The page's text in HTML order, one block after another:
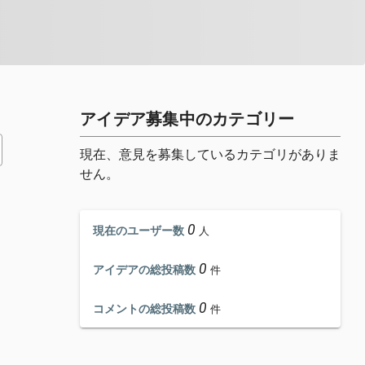
アイデア募集中のカテゴリー
現在、意見を募集しているカテゴリがありま
せん。
現在のユーザー数 0 人
アイデアの総投稿数 0 件
コメントの総投稿数 0 件